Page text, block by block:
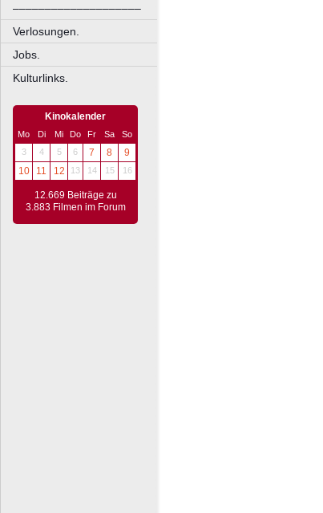
––––––––––––––––––––
Verlosungen.
Jobs.
Kulturlinks.
Kinokalender
Mo Di Mi Do Fr Sa
So
3
4 5 6 7 8
9
10
11 12 13 14 15 16
12.669 Beiträge zu
3.883 Filmen im Forum